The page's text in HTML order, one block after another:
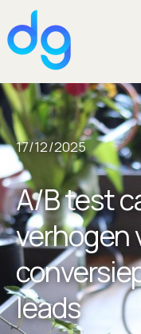
17/12/2025
A/B test
verhogen
leads